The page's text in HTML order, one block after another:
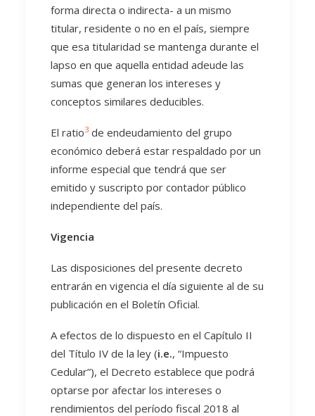
forma directa o indirecta- a un mismo
titular, residente o no en el país, siempre
que esa titularidad se mantenga durante el
lapso en que aquella entidad adeude las
sumas que generan los intereses y
conceptos similares deducibles.
El ratio3 de endeudamiento del grupo
económico deberá estar respaldado por un
informe especial que tendrá que ser
emitido y suscripto por contador público
independiente del país.
Vigencia
Las disposiciones del presente decreto
entrarán en vigencia el día siguiente al de su
publicación en el Boletín Oficial.
A efectos de lo dispuesto en el Capítulo II
del Título IV de la ley (i.e., “Impuesto
Cedular”), el Decreto establece que podrá
optarse por afectar los intereses o
rendimientos del período fiscal 2018 al